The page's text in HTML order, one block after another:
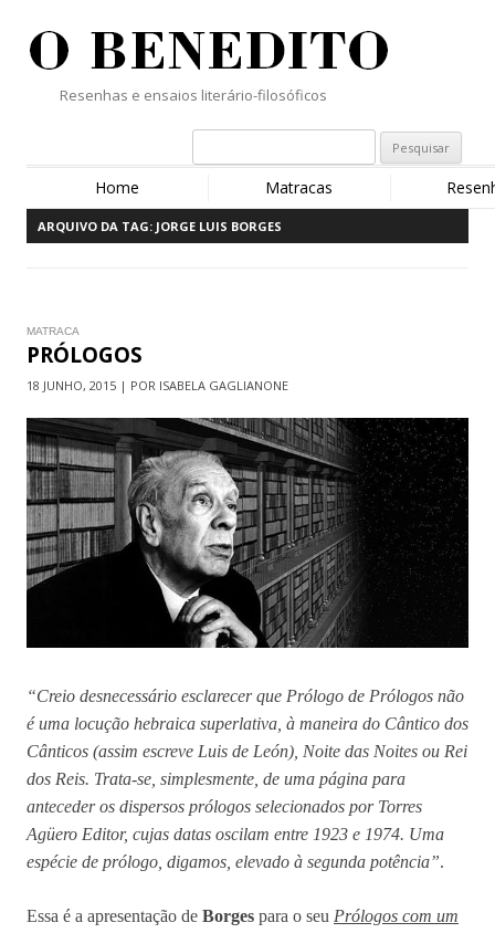
Resenhas e ensaios literário-filosóficos
Home Matracas
ARQUIVO DA TAG: JORGE LUIS BORGES
MATRACA
PRÓLOGOS
18 JUNHO, 2015 | POR ISABELA GAGLIANONE
“Creio desnecessário esclarecer que Prólogo de Prólogos não
é uma locução hebraica superlativa, à maneira do Cântico dos
Cânticos (assim escreve Luis de León), Noite das Noites ou Rei
dos Reis. Trata-se, simplesmente, de uma página para
anteceder os dispersos prólogos selecionados por Torres
Agüero Editor, cujas datas oscilam entre 1923 e 1974. Uma
espécie de prólogo, digamos, elevado à segunda potência”.
Essa é a apresentação de Borges para o seu Prólogos com um